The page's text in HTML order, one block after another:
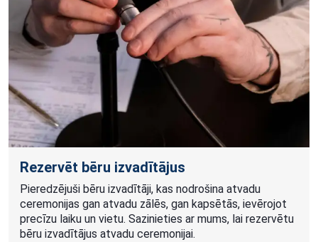
Rezervēt bēru izvadītājus
Pieredzējuši bēru izvadītāji, kas nodrošina atvadu
ceremonijas gan atvadu zālēs, gan kapsētās, ievērojot
precīzu laiku un vietu. Sazinieties ar mums, lai rezervētu
bēru izvadītājus atvadu ceremonijai.